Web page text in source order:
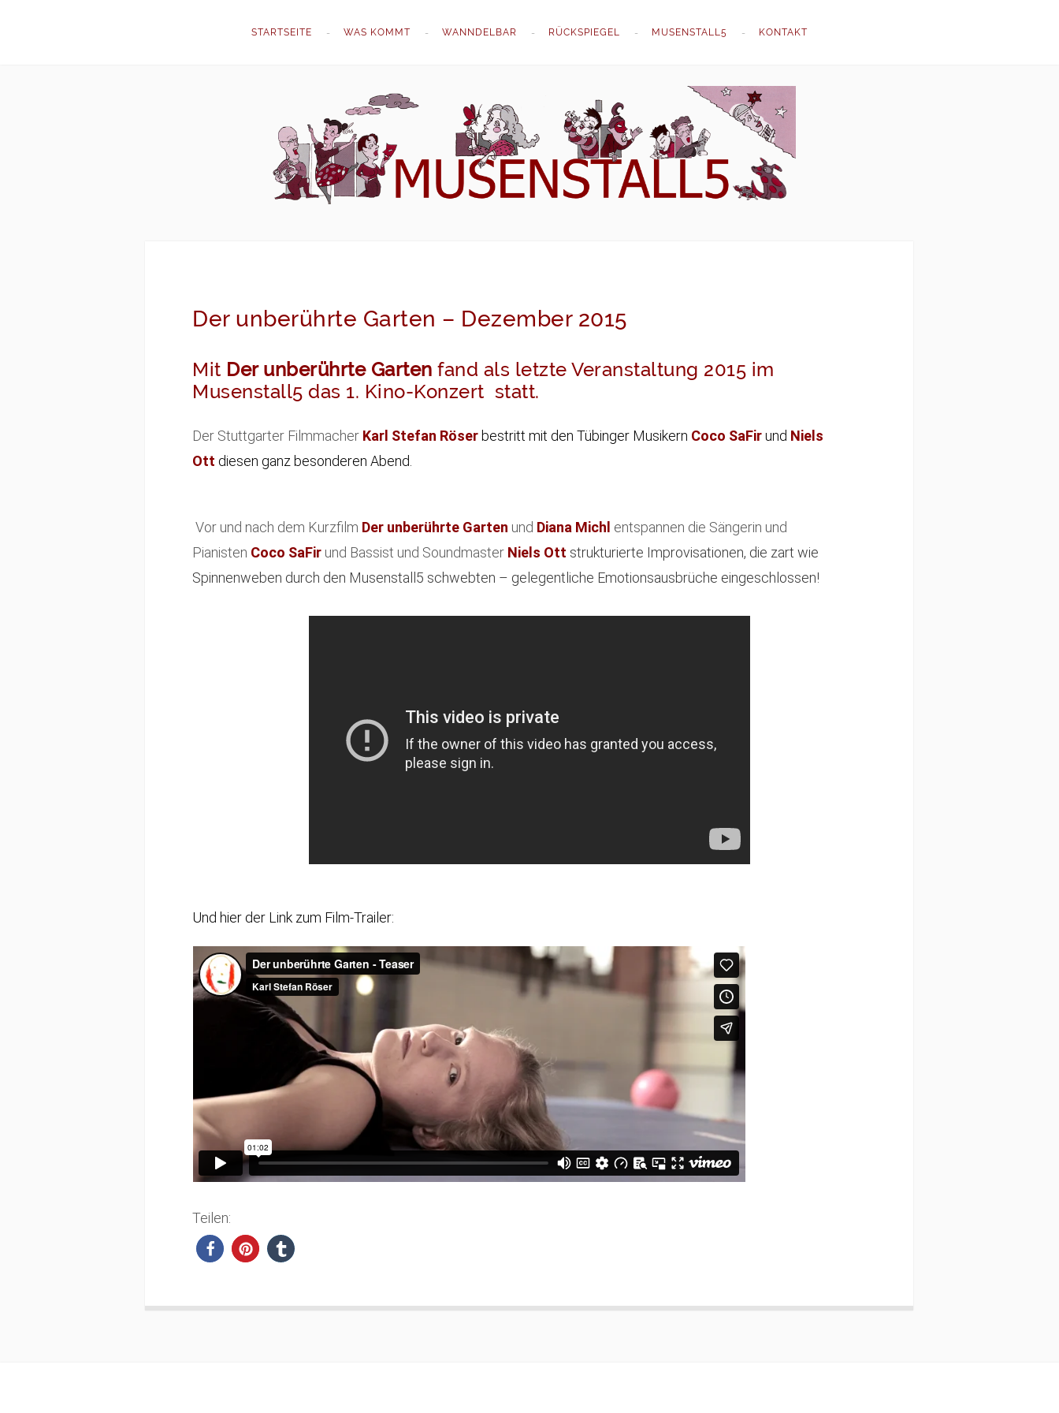
STARTSEITE WAS KOMMT WANNDELBAR RÜCKSPIEGEL MUSENSTALL5 KONTAKT
Der unberührte Garten – Dezember 2015
Mit Der unberührte Garten fand als letzte Veranstaltung 2015 im
Musenstall5 das 1. Kino-Konzert statt.
Der Stuttgarter Filmmacher Karl Stefan Röser bestritt mit den Tübinger Musikern Coco SaFirund Niels
Ott diesen ganz besonderen Abend.
Vor und nach dem Kurzfilm Der unberührte Garten und Diana Michl entspannen die Sängerin und
Pianisten Coco SaFir und Bassist und Soundmaster Niels Ott strukturierte Improvisationen, die zart wie
Spinnenweben durch den Musenstall5 schwebten – gelegentliche Emotionsausbrüche eingeschlossen!
Und hier der Link zum Film-Trailer:
Teilen: